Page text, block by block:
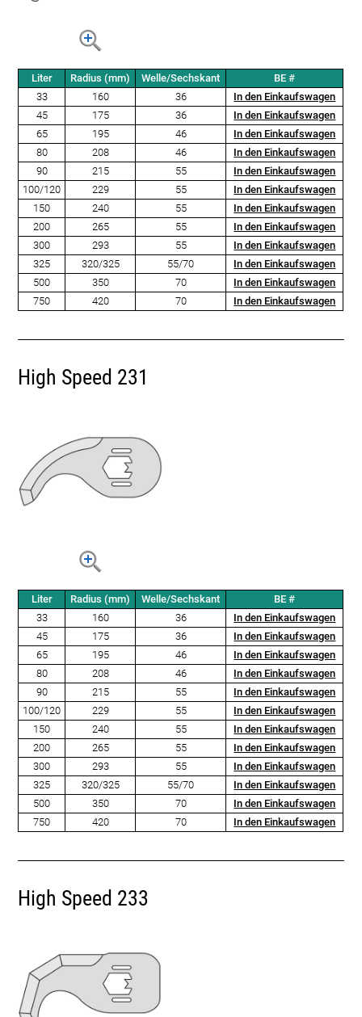
Liter Radius (mm) Welle/Sechskant
BE #
33
160 36
In den Einkaufswagen
45
175 36
In den Einkaufswagen
65
195 46
In den Einkaufswagen
80
208 46
In den Einkaufswagen
90
215 55
In den Einkaufswagen
100/120
229 55
In den Einkaufswagen
150
240 55
In den Einkaufswagen
200
265 55
In den Einkaufswagen
300
293 55
In den Einkaufswagen
325
320/325 55/70
In den Einkaufswagen
500
350 70
In den Einkaufswagen
750
420 70 In den Einkaufswagen
High Speed 231
Liter Radius (mm) Welle/Sechskant
BE #
33
160 36
In den Einkaufswagen
45
175 36
In den Einkaufswagen
65
195 46
In den Einkaufswagen
80
208 46
In den Einkaufswagen
90
215 55
In den Einkaufswagen
100/120
229 55
In den Einkaufswagen
150
240 55
In den Einkaufswagen
200
265 55
In den Einkaufswagen
300
293 55
In den Einkaufswagen
325
320/325 55/70
In den Einkaufswagen
500
350 70
In den Einkaufswagen
750
420 70 In den Einkaufswagen
High Speed 233